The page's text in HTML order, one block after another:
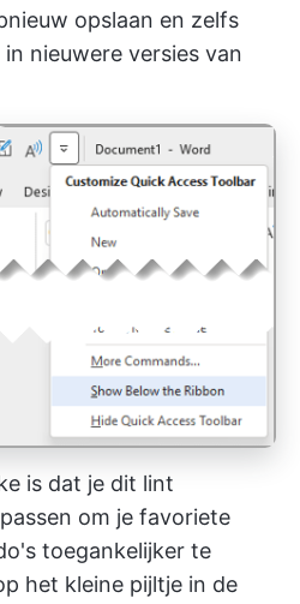
opslaan en zelfs
nieuwere versies van
is dat je dit lint
om je favoriete
toegankelijker te
het kleine pijltje in de